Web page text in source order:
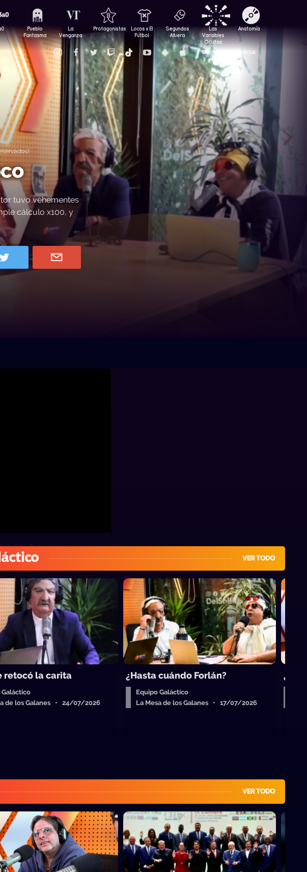
Pueblo
Fantasma
La
Venganza
Protagonistas
Locos x El
Fútbol
Segundos
Afuera
Las
Variables
Ocultas
Anatomía
Contacto Comercial
tuvo vehementes
cálculo x100, y
VER TODO
retocó la carita
Galáctico
de los Galanes • 24/07/2026
¿Hasta cuándo Forlán?
Equipo Galáctico
La Mesa de los Galanes • 17/07/2026
VER TODO